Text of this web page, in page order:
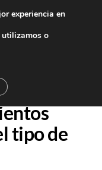
42 97 25
en
tipo de
experiencia en
utilizamos o